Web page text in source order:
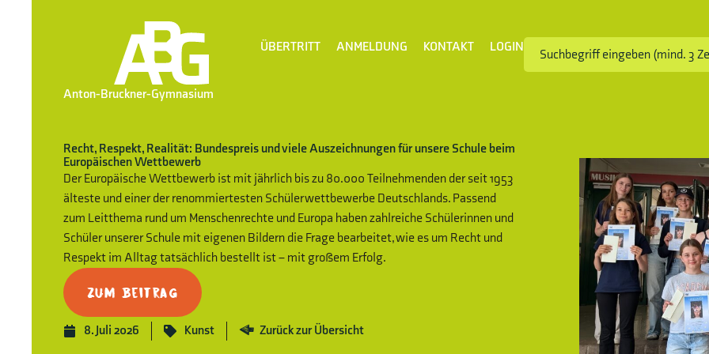
Anton-Bruckner-Gymnasium
ÜBERTRITT ANMELDUNG KONTAKT LOGIN
Recht, Respekt, Realität: Bundespreis und viele Auszeichnungen für unsere Schule beim
Europäischen Wettbewerb
Der Europäische Wettbewerb ist mit jährlich bis zu 80.000 Teilnehmenden der seit 1953
älteste und einer der renommiertesten Schülerwettbewerbe Deutschlands. Passend
zum Leitthema rund um Menschenrechte und Europa haben zahlreiche Schülerinnen und
Schüler unserer Schule mit eigenen Bildern die Frage bearbeitet, wie es um Recht und
Respekt im Alltag tatsächlich bestellt ist – mit großem Erfolg.
Zum Beitrag
8. Juli 2026 Kunst Zurück zur Übersicht